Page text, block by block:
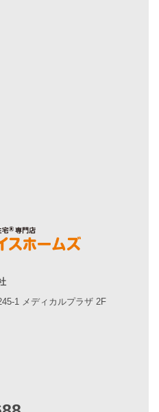
り
1 メディカルプラザ 2F